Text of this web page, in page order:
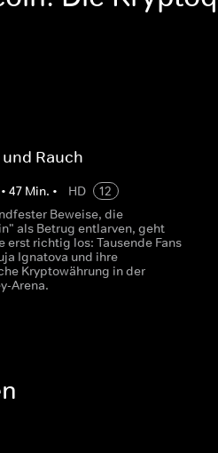
Rauch
•47 Min. • HD
12
Beweise, die
als Betrug entlarven, geht
erst richtig los: Tausende Fans
Ignatova und ihre
Kryptowährung in der
Arena.